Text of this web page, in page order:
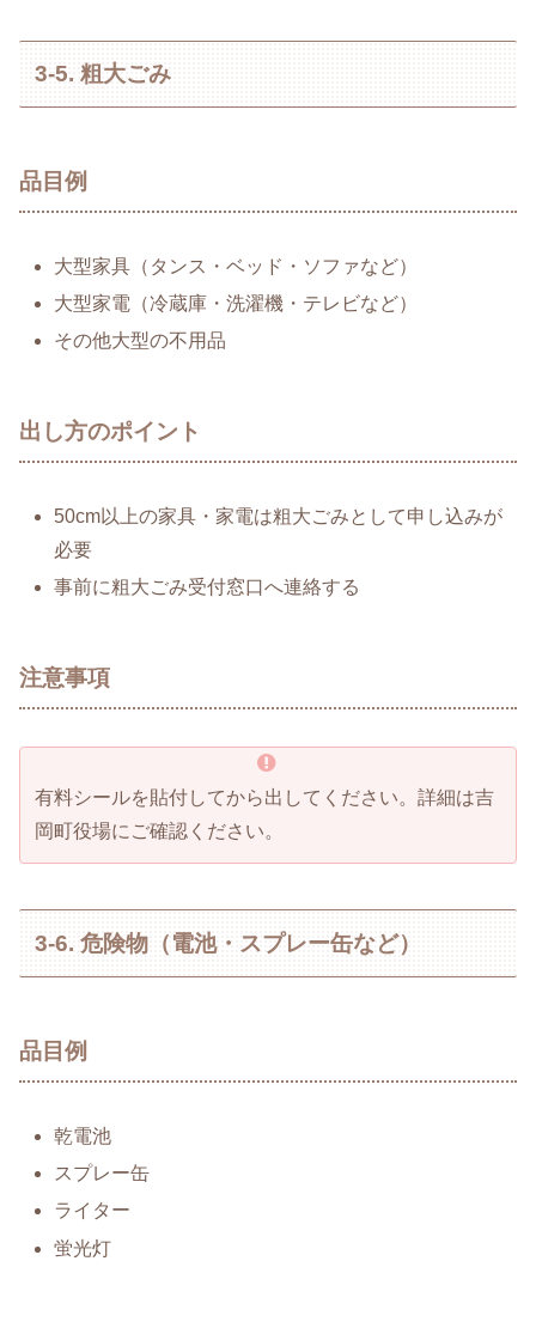
3-5. 粗大ごみ
品目例
大型家具（タンス・ベッド・ソファなど）
大型家電（冷蔵庫・洗濯機・テレビなど）
その他大型の不用品
出し方のポイント
50cm以上の家具・家電は粗大ごみとして申し込みが
必要
事前に粗大ごみ受付窓口へ連絡する
注意事項
有料シールを貼付してから出してください。詳細は吉
岡町役場にご確認ください。
3-6. 危険物（電池・スプレー缶など）
品目例
乾電池
スプレー缶
ライター
蛍光灯